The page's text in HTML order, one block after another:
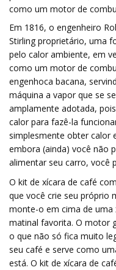
como um motor de
Em 1816, o engenheiro
Stirling proprietário, uma
pelo calor ambiente, em
como um motor de
engenhoca bacana,
máquina a vapor que se
amplamente adotada,
calor para fazê-la
simplesmente obter calor
embora (ainda) você não
alimentar seu carro, você
O kit de xícara de café
que você crie seu próprio
monte-o em cima de uma
matinal favorita. O motor
o que não só fica muito
seu café e serve como
está. O kit de xícara de